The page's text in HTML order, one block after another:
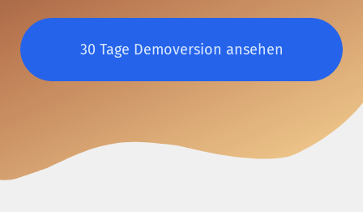
30 Tage Demoversion ansehen